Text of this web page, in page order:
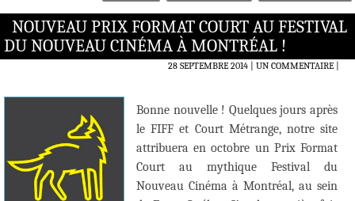
NOUVEAU PRIX FORMAT COURT AU FESTIVAL
DU NOUVEAU CINÉMA À MONTRÉAL !
28 SEPTEMBRE 2014 UN COMMENTAIRE|
Bonne nouvelle ! Quelques jours après
le FIFF et Court Métrange, notre site
attribuera en octobre un Prix Format
Court au mythique Festival du
Nouveau Cinéma à Montréal, au sein